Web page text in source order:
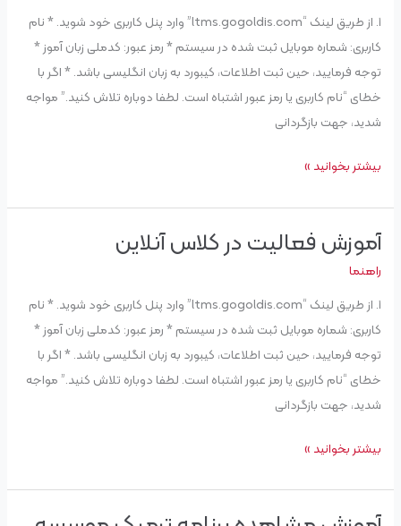
۱. از طریق لینک “ltms.gogoldis.com” وارد پنل کاربری خود شوید. * نام
کاربری: شماره موبایل ثبت شده در سیستم * رمز عبور: کدملی زبان آموز *
توجه فرمایید، حین ثبت اطلاعات، کیبورد به زبان انگلیسی باشد. * اگر با
خطای “نام کاربری یا رمز عبور اشتباه است. لطفا دوباره تلاش کنید.” مواجه
شدید، جهت بازگردانی
و
تکالیف
بیشتر بخوانید »
آموزش فعالیت در کلاس آنلاین
راهنما
۱. از طریق لینک “ltms.gogoldis.com” وارد پنل کاربری خود شوید. * نام
کاربری: شماره موبایل ثبت شده در سیستم * رمز عبور: کدملی زبان آموز *
توجه فرمایید، حین ثبت اطلاعات، کیبورد به زبان انگلیسی باشد. * اگر با
خطای “نام کاربری یا رمز عبور اشتباه است. لطفا دوباره تلاش کنید.” مواجه
شدید، جهت بازگردانی
آموزش
فعالیت
کلاس
آنلاین
بیشتر بخوانید »
آموزش